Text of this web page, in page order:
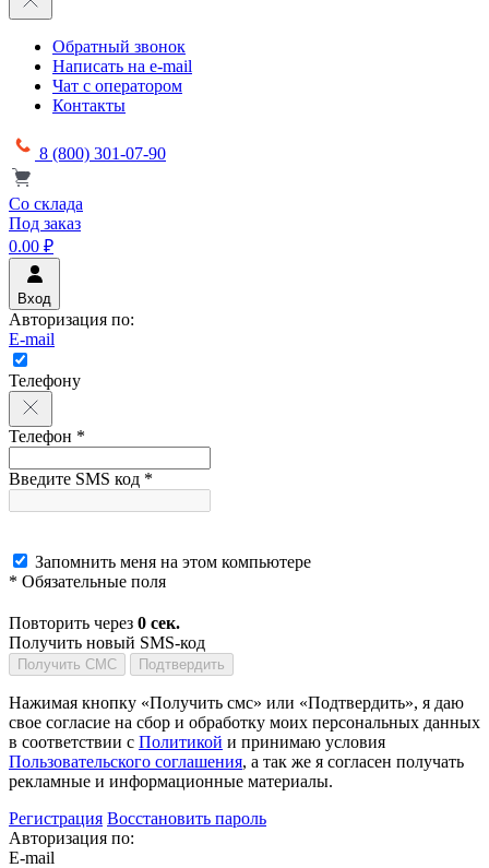
Обратный звонок
Написать на e-mail
Чат с оператором
Контакты
8 (800) 301-07-90
Со склада
Под заказ
0.00 ₽
Вход
Авторизация по:
E-mail
Телефону
Телефон *
Введите SMS код *
Запомнить меня на этом компьютере
* Обязательные поля
Повторить через 0 сек.
Получить новый SMS-код
Получить СМС Подтвердить
Нажимая кнопку «Получить смс» или «Подтвердить», я даю
свое согласие на сбор и обработку моих персональных данных
в соответствии с Политикой и принимаю условия
Пользовательского соглашения, а так же я согласен получать
рекламные и информационные материалы.
Регистрация Восстановить пароль
Авторизация по:
E-mail